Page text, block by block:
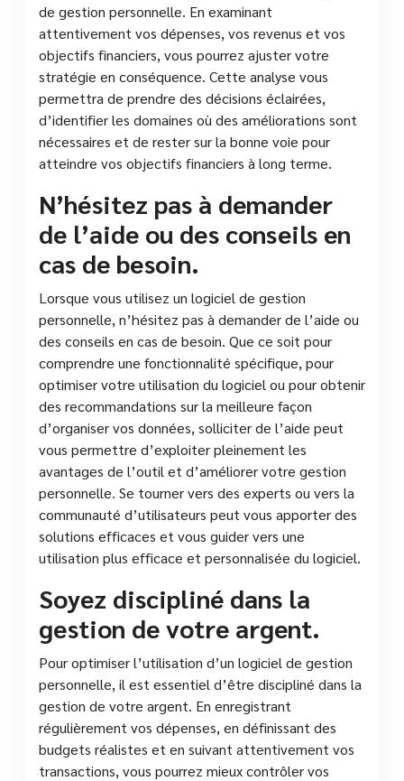
de gestion personnelle. En examinant
attentivement vos dépenses, vos revenus et vos
objectifs financiers, vous pourrez ajuster votre
stratégie en conséquence. Cette analyse vous
permettra de prendre des décisions éclairées,
d’identifier les domaines où des améliorations sont
nécessaires et de rester sur la bonne voie pour
atteindre vos objectifs financiers à long terme.
N’hésitez pas à demander
de l’aide ou des conseils en
cas de besoin.
Lorsque vous utilisez un logiciel de gestion
personnelle, n’hésitez pas à demander de l’aide ou
des conseils en cas de besoin. Que ce soit pour
comprendre une fonctionnalité spécifique, pour
optimiser votre utilisation du logiciel ou pour obtenir
des recommandations sur la meilleure façon
d’organiser vos données, solliciter de l’aide peut
vous permettre d’exploiter pleinement les
avantages de l’outil et d’améliorer votre gestion
personnelle. Se tourner vers des experts ou vers la
communauté d’utilisateurs peut vous apporter des
solutions efficaces et vous guider vers une
utilisation plus efficace et personnalisée du logiciel.
Soyez discipliné dans la
gestion de votre argent.
Pour optimiser l’utilisation d’un logiciel de gestion
personnelle, il est essentiel d’être discipliné dans la
gestion de votre argent. En enregistrant
régulièrement vos dépenses, en définissant des
budgets réalistes et en suivant attentivement vos
transactions, vous pourrez mieux contrôler vos